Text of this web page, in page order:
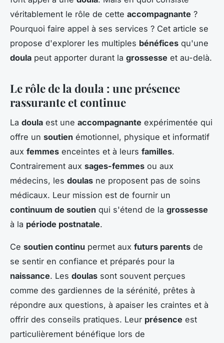
véritablement le rôle de cette accompagnante ?
Pourquoi faire appel à ses services ? Cet article se
propose d'explorer les multiples bénéfices qu'une
doula peut apporter durant la grossesse et au-delà.
Le rôle de la doula : une présence
rassurante et continue
La doula est une accompagnante expérimentée qui
offre un soutien émotionnel, physique et informatif
aux femmes enceintes et à leurs familles.
Contrairement aux sages-femmes ou aux
médecins, les doulas ne proposent pas de soins
médicaux. Leur mission est de fournir un
continuum de soutien qui s'étend de la grossesse
à la période postnatale.
Ce soutien continu permet aux futurs parents de
se sentir en confiance et préparés pour la
naissance. Les doulas sont souvent perçues
comme des gardiennes de la sérénité, prêtes à
répondre aux questions, à apaiser les craintes et à
offrir des conseils pratiques. Leur présence est
particulièrement bénéfique lors de